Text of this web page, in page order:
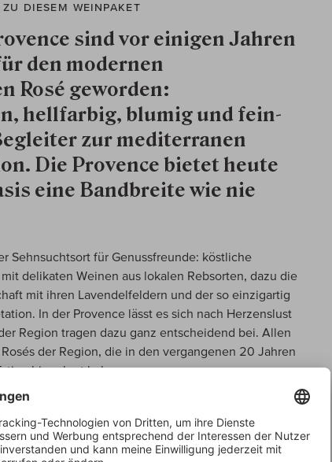
DIESEM WEINPAKET
sind vor einigen Jahren
den modernen
Rosé geworden:
hellfarbig, blumig und fein-
zur mediterranen
Die Provence bietet heute
eine Bandbreite wie nie
Sehnsuchtsort für Genussfreunde: köstliche
delikaten Weinen aus lokalen Rebsorten, dazu die
mit ihren Lavendelfeldern und der so einzigartig
In der Provence lässt es sich nach Herzenslust
Region tragen dazu ganz entscheidend bei. Allen
der Region, die in den vergangenen 20 Jahren
hingelegt haben.